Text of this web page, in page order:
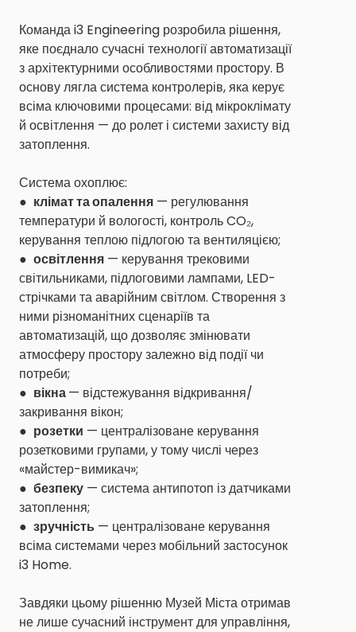
Команда i3 Engineering розробила рішення,
яке поєднало сучасні технології автоматизації
з архітектурними особливостями простору. В
основу лягла система контролерів, яка керує
всіма ключовими процесами: від мікроклімату
й освітлення — до ролет і системи захисту від
затоплення.
Система охоплює:
● клімат та опалення — регулювання
температури й вологості, контроль CO₂,
керування теплою підлогою та вентиляцією;
● освітлення — керування трековими
світильниками, підлоговими лампами, LED-
стрічками та аварійним світлом. Створення з
ними різноманітних сценаріїв та
автоматизацій, що дозволяє змінювати
атмосферу простору залежно від події чи
потреби;
● вікна— відстежування відкривання/
закривання вікон;
● розетки — централізоване керування
розетковими групами, у тому числі через
«майстер-вимикач»;
● безпеку — система антипотоп із датчиками
затоплення;
● зручність — централізоване керування
всіма системами через мобільний застосунок
i3 Home.
Завдяки цьому рішенню Музей Міста отримав
не лише сучасний інструмент для управління,